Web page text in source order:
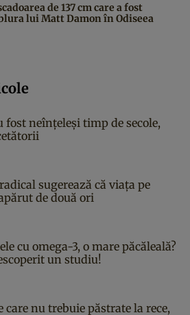
de 137 cm care a fost
lui Matt Damon în Odiseea
fost neînțeleși timp de secole,
sugerează că viața pe
de două ori
cu omega-3, o mare păcăleală?
un studiu!
care nu trebuie păstrate la rece,